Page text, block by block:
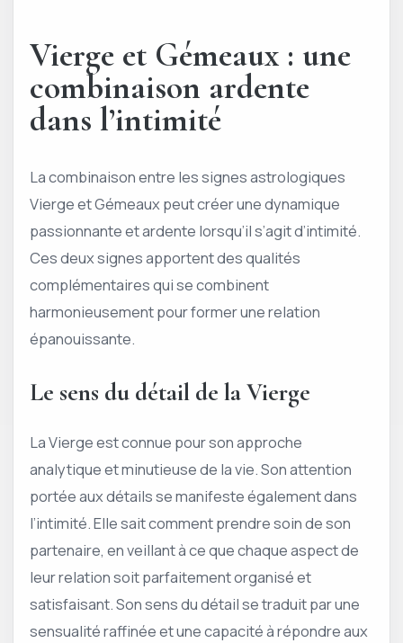
Vierge et Gémeaux : une
combinaison ardente
dans l’intimité
La combinaison entre les signes astrologiques
Vierge et Gémeaux peut créer une dynamique
passionnante et ardente lorsqu’il s’agit d’intimité.
Ces deux signes apportent des qualités
complémentaires qui se combinent
harmonieusement pour former une relation
épanouissante.
Le sens du détail de la Vierge
La Vierge est connue pour son approche
analytique et minutieuse de la vie. Son attention
portée aux détails se manifeste également dans
l’intimité. Elle sait comment prendre soin de son
partenaire, en veillant à ce que chaque aspect de
leur relation soit parfaitement organisé et
satisfaisant. Son sens du détail se traduit par une
sensualité raffinée et une capacité à répondre aux